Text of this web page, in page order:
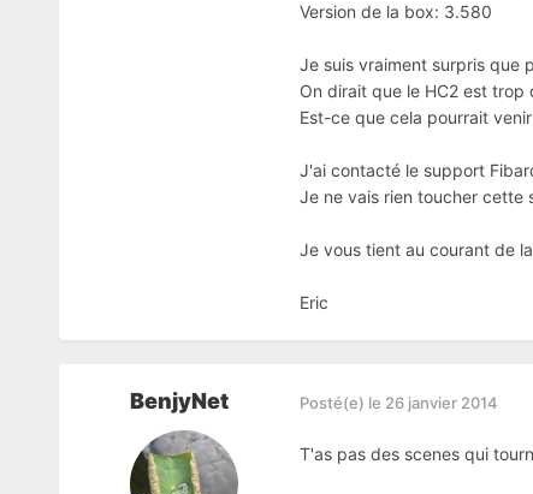
Version de la box: 3.580
Je suis vraiment surpris que
On dirait que le HC2 est
Est-ce que cela pourrait
J'ai contacté le support
Je ne vais rien toucher cette
Je vous tient au courant de
Eric
BenjyNet Posté(e) le 26 janvier 2014
T'as pas des scenes qui